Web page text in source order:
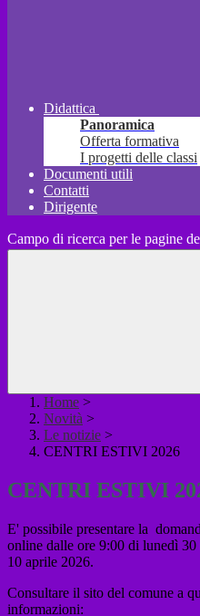
Didattica
Panoramica
Offerta formativa
I progetti delle classi
Documenti utili
Contatti
Dirigente
Campo di ricerca per le pagine
Home >
Novità >
Le notizie >
CENTRI ESTIVI 2026
CENTRI ESTIVI
E' possibile presentare la
online dalle ore 9:00 di lunedì
10 aprile 2026.
Consultare il sito del comune a
informazioni: